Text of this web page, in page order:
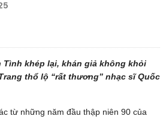
Tình khép lại, khán giả không khỏi
thổ lộ “rất thương” nhạc sĩ Quốc
từ những năm đầu thập niên 90 của